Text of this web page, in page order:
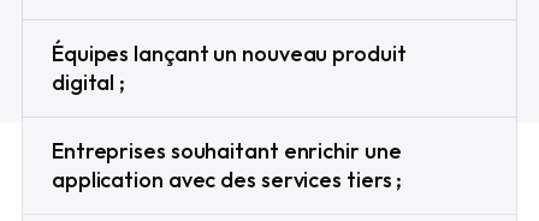
Équipes lançant un nouveau produit
digital ;
Entreprises souhaitant enrichir une
application avec des services tiers ;